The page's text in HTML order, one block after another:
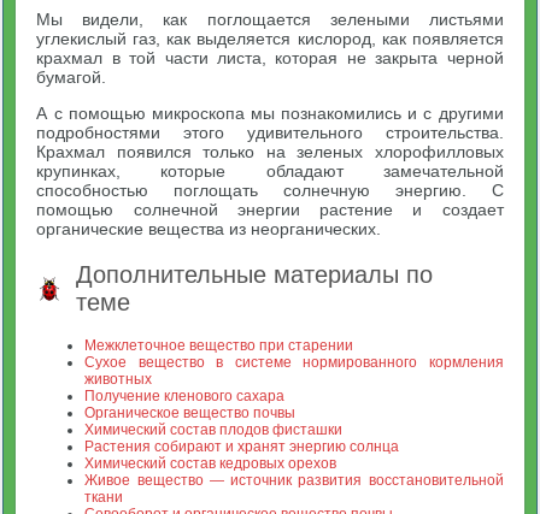
Мы видели, как поглощается зелеными листьями
углекислый газ, как выделяется кислород, как появляется
крахмал в той части листа, которая не закрыта черной
бумагой.
А с помощью микроскопа мы познакомились и с другими
подробностями этого удивительного строительства.
Крахмал появился только на зеленых хлорофилловых
крупинках, которые обладают замечательной
способностью поглощать солнечную энергию. С
помощью солнечной энергии растение и создает
органические вещества из неорганических.
Дополнительные материалы по
теме
Межклеточное вещество при старении
Сухое вещество в системе нормированного кормления
животных
Получение кленового сахара
Органическое вещество почвы
Химический состав плодов фисташки
Растения собирают и хранят энергию солнца
Химический состав кедровых орехов
Живое вещество — источник развития восстановительной
ткани